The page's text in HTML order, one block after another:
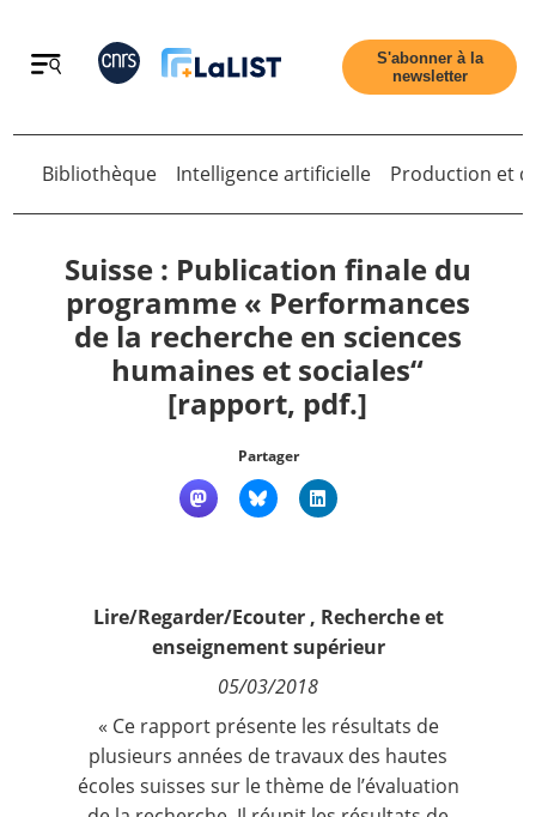
Retour
Accueil
Tous les articles
Qui sommes nous ?
Nous suivre
S'abonner à la
newsletter
Retour
Bibliothèque Intelligence artificielle Production et
Suisse : Publication finale du
programme « Performances
de la recherche en sciences
humaines et sociales“
[rapport, pdf.]
Partager
Lire/Regarder/Ecouter, Recherche et
enseignement supérieur
05/03/2018
« Ce rapport présente les résultats de
plusieurs années de travaux des hautes
écoles suisses sur le thème de l’évaluation